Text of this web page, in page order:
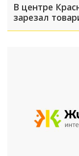
В центре
зарезал